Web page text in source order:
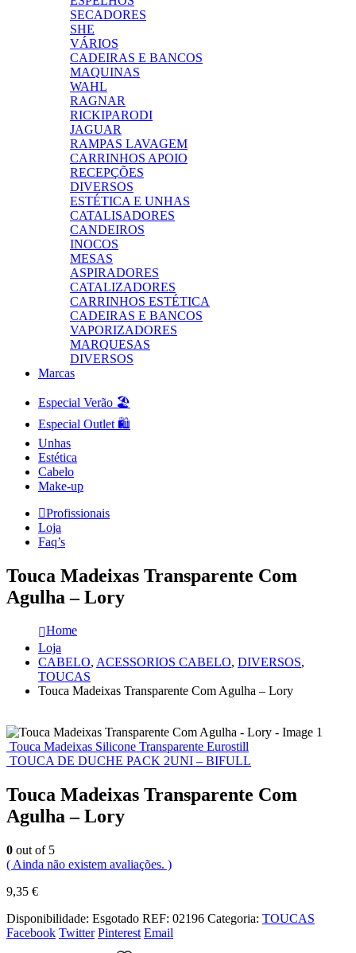
SECADORES
SHE
VÁRIOS
CADEIRAS E BANCOS
MAQUINAS
WAHL
RAGNAR
RICKIPARODI
JAGUAR
RAMPAS LAVAGEM
CARRINHOS APOIO
RECEPÇÕES
DIVERSOS
ESTÉTICA E UNHAS
CATALISADORES
CANDEIROS
INOCOS
MESAS
ASPIRADORES
CATALIZADORES
CARRINHOS ESTÉTICA
CADEIRAS E BANCOS
VAPORIZADORES
MARQUESAS
DIVERSOS
Marcas
Especial Verão 🏖️
Especial Outlet 🛍️
Unhas
Estética
Cabelo
Make-up
Profissionais
Loja
Faq’s
Touca Madeixas Transparente Com
Agulha – Lory
Home
Loja
CABELO, ACESSORIOS CABELO, DIVERSOS,
TOUCAS
Touca Madeixas Transparente Com Agulha – Lory
Touca Madeixas Silicone Transparente Eurostill
TOUCA DE DUCHE PACK 2UNI – BIFULL
Touca Madeixas Transparente Com
Agulha – Lory
0 out of 5
( Ainda não existem avaliações. )
9,35 €
Disponibilidade: Esgotado REF: 02196 Categoria: TOUCAS
Facebook Twitter Pinterest Email